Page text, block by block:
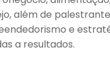
além de
e
a resultados.